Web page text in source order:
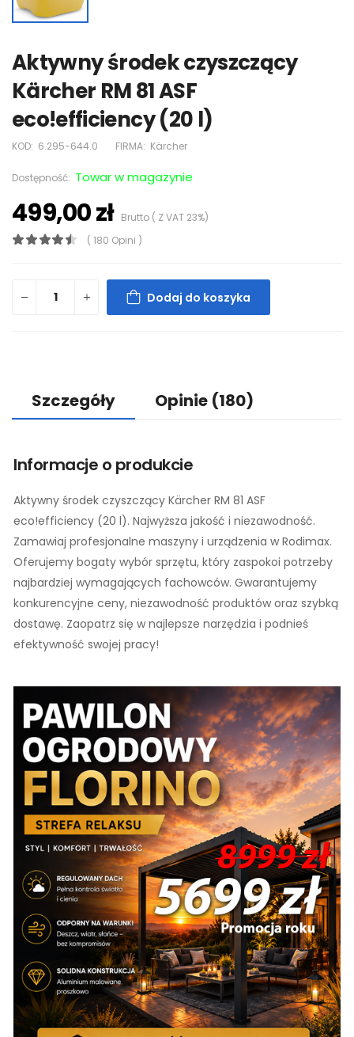
Aktywny środek czyszczący
Kärcher RM 81 ASF
eco!efficiency (20 l)
KOD: 6.295-644.0 FIRMA: Kärcher
Dostępność: Towar w magazynie
499,00 złBrutto ( Z VAT 23%)
( 180 Opini )
Dodaj do koszyka
Szczegóły Opinie (180)
Informacje o produkcie
Aktywny środek czyszczący Kärcher RM 81 ASF
eco!efficiency (20 l). Najwyższa jakość i niezawodność.
Zamawiaj profesjonalne maszyny i urządzenia w Rodimax.
Oferujemy bogaty wybór sprzętu, który zaspokoi potrzeby
najbardziej wymagających fachowców. Gwarantujemy
konkurencyjne ceny, niezawodność produktów oraz szybką
dostawę. Zaopatrz się w najlepsze narzędzia i podnieś
efektywność swojej pracy!